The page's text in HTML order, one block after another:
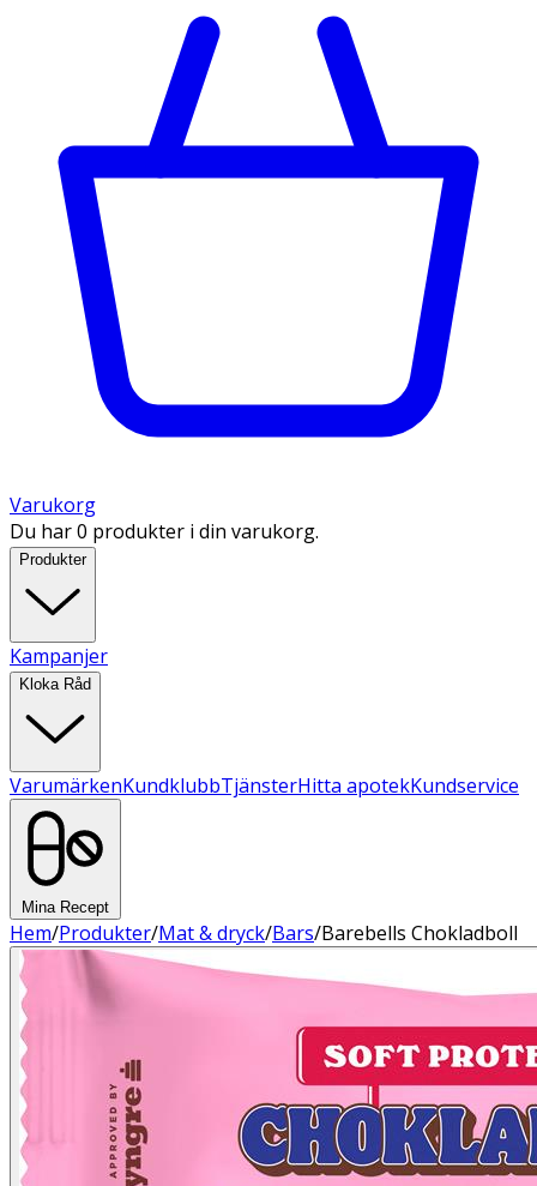
Varukorg
Du har 0 produkter i din varukorg.
Produkter
Kampanjer
Kloka Råd
VarumärkenKundklubbTjänsterHitta apotekKundservice
Mina Recept
Hem/Produkter/Mat & dryck/Bars/Barebells Chokladboll